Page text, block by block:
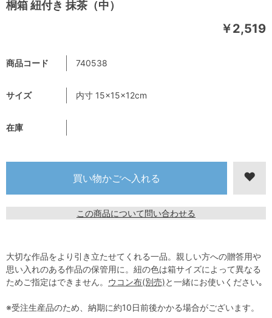
桐箱 紐付き 抹茶（中）
￥2,519
商品コード 740538
サイズ 内寸 15×15×12cm
在庫
この商品について問い合わせる
大切な作品をより引き立たせてくれる一品。親しい方への贈答用や
思い入れのある作品の保管用に。紐の色は箱サイズによって異なる
ためご指定はできません。 ウコン布(別売)と一緒にお使いください｡
※受注生産品のため、納期に約10日前後かかる場合がございます。